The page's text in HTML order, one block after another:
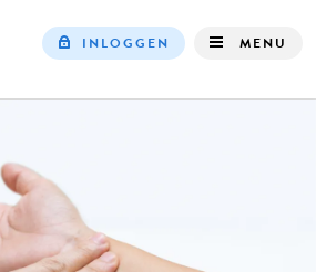
INLOGGEN MENU